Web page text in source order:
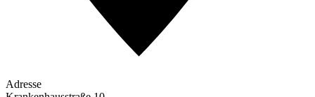
Adresse